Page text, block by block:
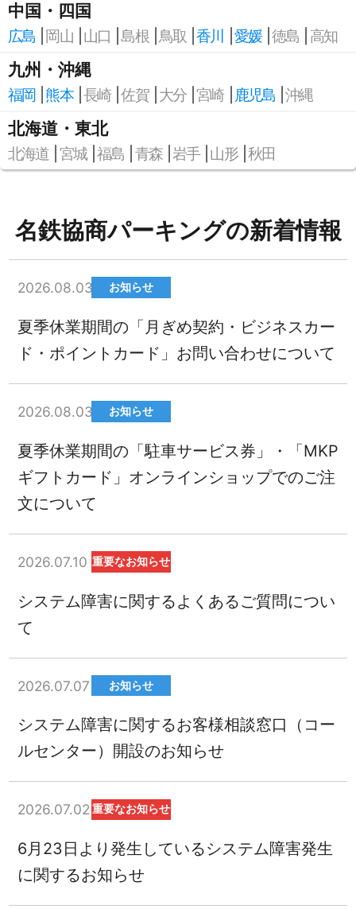
中国・四国
広島 岡山 山口 島根 鳥取 香川 愛媛 徳島 高知
九州・沖縄
福岡 熊本 長崎 佐賀 大分 宮崎 鹿児島 沖縄
北海道・東北
北海道 宮城 福島 青森 岩手 山形 秋田
名鉄協商パーキングの新着情報
2026.08.03 お知らせ
夏季休業期間の「月ぎめ契約・ビジネスカー
ド・ポイントカード」お問い合わせについて
2026.08.03 お知らせ
夏季休業期間の「駐車サービス券」・「MKP
ギフトカード」オンラインショップでのご注
文について
2026.07.10 重要なお知らせ
システム障害に関するよくあるご質問につい
て
2026.07.07 お知らせ
システム障害に関するお客様相談窓口（コー
ルセンター）開設のお知らせ
2026.07.02 重要なお知らせ
6月23日より発生しているシステム障害発生
に関するお知らせ